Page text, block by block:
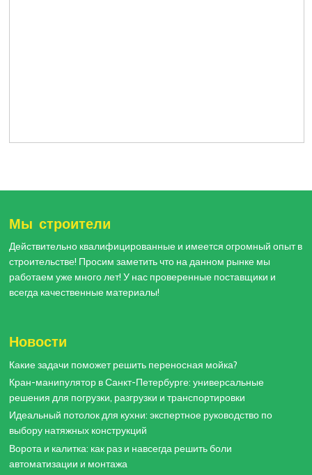
Мы строители
Действительно квалифицированные и имеется огромный опыт в
строительстве! Просим заметить что на данном рынке мы
работаем уже много лет! У нас проверенные поставщики и
всегда качественные материалы!
Новости
Какие задачи поможет решить переносная мойка?
Кран-манипулятор в Санкт-Петербурге: универсальные
решения для погрузки, разгрузки и транспортировки
Идеальный потолок для кухни: экспертное руководство по
выбору натяжных конструкций
Ворота и калитка: как раз и навсегда решить боли
автоматизации и монтажа